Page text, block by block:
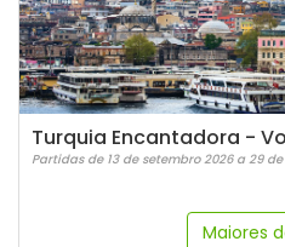
Turquia Encantadora -
Partidas de 13 de setembro 2026 a 29
Maiores